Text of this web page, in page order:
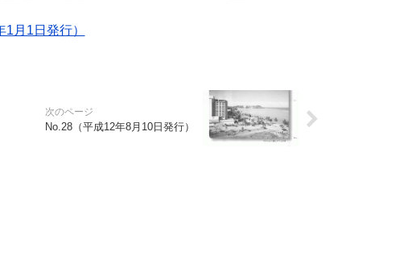
月1日発行）
No.28（平成12年8月10日発行）